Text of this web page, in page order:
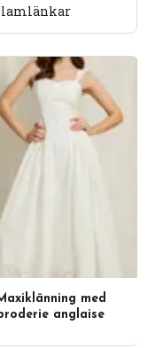
med
anglaise